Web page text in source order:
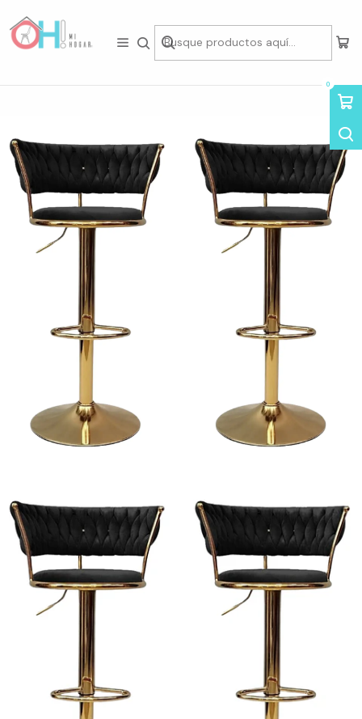
0
Inicio Packs de Asientos Taburetes en Pack